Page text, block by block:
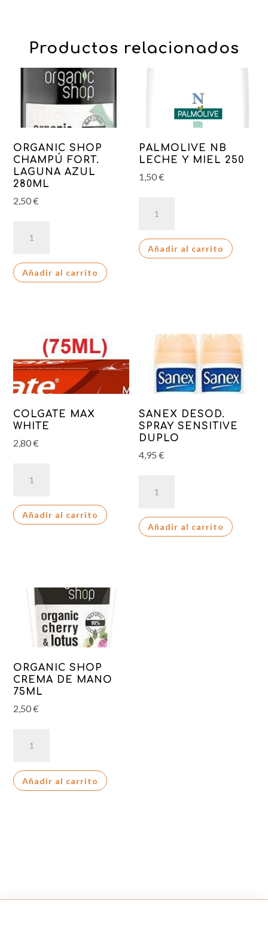
Productos relacionados
ORGANIC SHOP
CHAMPÚ FORT.
LAGUNA AZUL
280ML
2,50€
SHOP
FORT.
cantidad
Añadir al carrito
PALMOLIVE NB
LECHE Y MIEL 250
1,50€
Y
Añadir al carrito
COLGATE MAX
WHITE
2,80€
MAX
cantidad
Añadir al carrito
SANEX DESOD.
SPRAY SENSITIVE
DUPLO
4,95€
DESOD.
SENSITIVE
Añadir al carrito
ORGANIC SHOP
CREMA DE MANO
75ML
2,50€
SHOP
DEAñadir al carrito